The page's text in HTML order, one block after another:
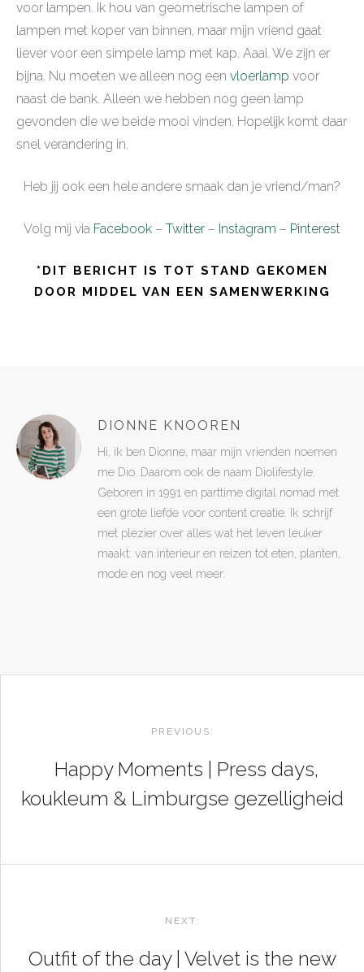
voor lampen. Ik hou van geometrische lampen of
lampen met koper van binnen, maar mijn vriend gaat
liever voor een simpele lamp met kap. Aaai. We zijn er
bijna. Nu moeten we alleen nog een vloerlamp voor
naast de bank. Alleen we hebben nog geen lamp
gevonden die we beide mooi vinden. Hopelijk komt daar
snel verandering in.
Heb jij ook een hele andere smaak dan je vriend/man?
Volg mij via Facebook – Twitter – Instagram – Pinterest
*DIT BERICHT IS TOT STAND GEKOMEN
DOOR MIDDEL VAN EEN SAMENWERKING
DIONNE KNOOREN
Hi, ik ben Dionne, maar mijn vrienden noemen
me Dio. Daarom ook de naam Diolifestyle.
Geboren in 1991 en parttime digital nomad met
een grote liefde voor content creatie. Ik schrijf
met plezier over alles wat het leven leuker
maakt: van interieur en reizen tot eten, planten,
mode en nog veel meer.
NAVIGATION
PREVIOUS:
Happy Moments | Press days,
koukleum & Limburgse gezelligheid
NEXT:
Outfit of the day | Velvet is the new